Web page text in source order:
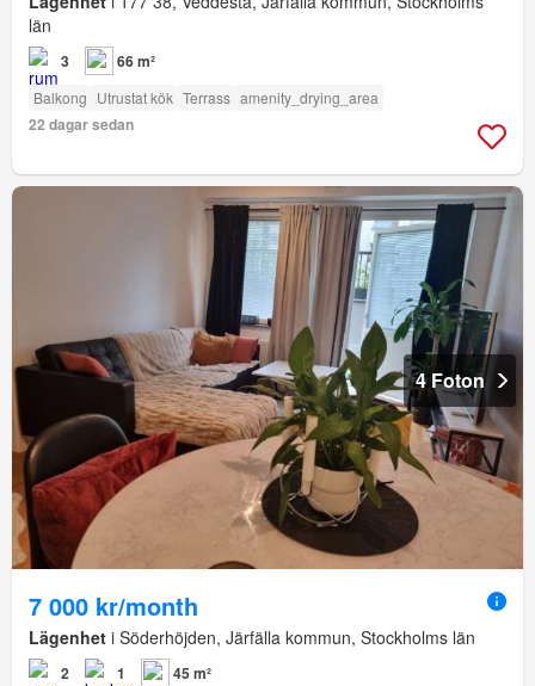
län
3 66 m²
Balkong Utrustat kök Terrass amenity_drying_area
22 dagar sedan
4 Foton
7 000 kr/month
Lägenhet i Söderhöjden, Järfälla kommun, Stockholms län
2 1 45 m²